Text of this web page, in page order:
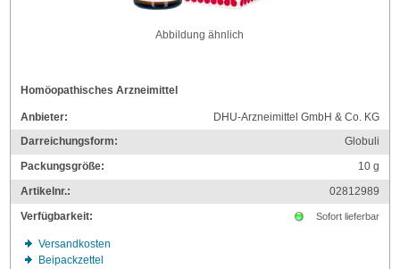
Abbildung ähnlich
Homöopathisches Arzneimittel
Anbieter:
DHU-Arzneimittel GmbH & Co. KG
Darreichungsform:
Globuli
Packungsgröße:
10g
Artikelnr.:
02812989
Verfügbarkeit:
Sofort lieferbar
Versandkosten
Beipackzettel